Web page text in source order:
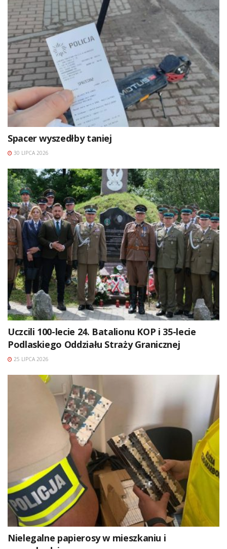
Spacer wyszedłby taniej
30 LIPCA 2026
Uczcili 100-lecie 24. Batalionu KOP i 35-lecie
Podlaskiego Oddziału Straży Granicznej
25 LIPCA 2026
Nielegalne papierosy w mieszkaniu i